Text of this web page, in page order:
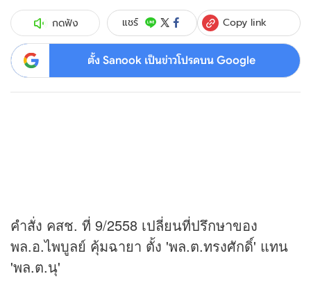
กดฟัง แชร์ Copy link
ตั้ง Sanook เป็นข่าวโปรดบน Google
คำสั่ง คสช. ที่ 9/2558 เปลี่ยนที่ปรึกษาของ
พล.อ.ไพบูลย์ คุ้มฉายา ตั้ง 'พล.ต.ทรงศักดิ์' แทน
'พล.ต.นุ'